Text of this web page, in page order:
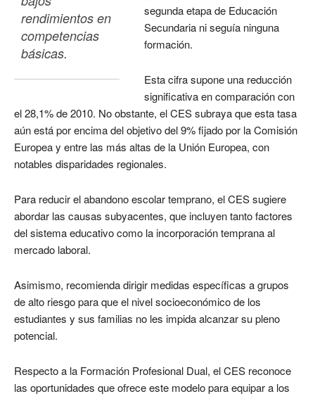
rendimientos en
competencias
básicas.
segunda etapa de Educación
Secundaria ni seguía ninguna
formación.
Esta cifra supone una reducción
significativa en comparación con
el 28,1% de 2010. No obstante, el CES subraya que esta tasa
aún está por encima del objetivo del 9% fijado por la Comisión
Europea y entre las más altas de la Unión Europea, con
notables disparidades regionales.
Para reducir el abandono escolar temprano, el CES sugiere
abordar las causas subyacentes, que incluyen tanto factores
del sistema educativo como la incorporación temprana al
mercado laboral.
Asimismo, recomienda dirigir medidas específicas a grupos
de alto riesgo para que el nivel socioeconómico de los
estudiantes y sus familias no les impida alcanzar su pleno
potencial.
Respecto a la Formación Profesional Dual, el CES reconoce
las oportunidades que ofrece este modelo para equipar a los